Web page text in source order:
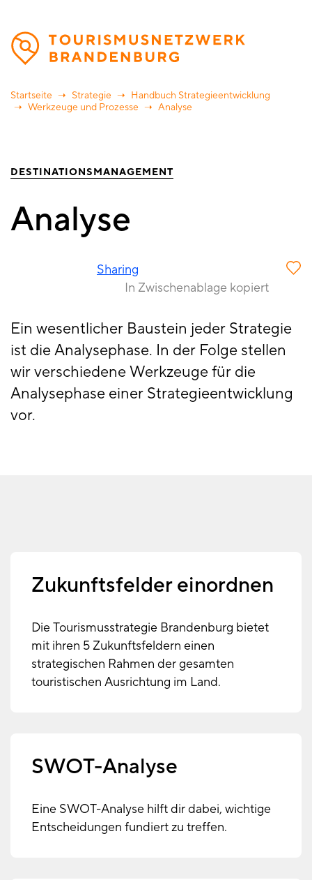
Direkt
zum
Inhalt
Startseite Strategie
Handbuch Strategieentwicklung
Werkzeuge und Prozesse
Analyse
DESTINATIONSMANAGEMENT
Analyse
Sharing
In Zwischenablage kopiert
Ein wesentlicher Baustein jeder Strategie
ist die Analysephase. In der Folge stellen
wir verschiedene Werkzeuge für die
Analysephase einer Strategieentwicklung
vor.
Zukunftsfelder einordnen
Die Tourismusstrategie Brandenburg bietet
mit ihren 5 Zukunftsfeldern einen
strategischen Rahmen der gesamten
touristischen Ausrichtung im Land.
SWOT-Analyse
Eine SWOT-Analyse hilft dir dabei, wichtige
Entscheidungen fundiert zu treffen.